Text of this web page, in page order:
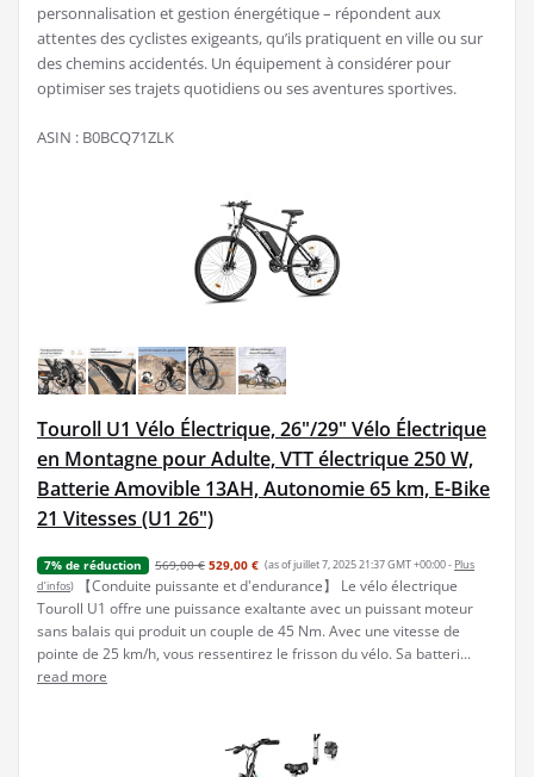
personnalisation et gestion énergétique – répondent aux
attentes des cyclistes exigeants, qu’ils pratiquent en ville ou sur
des chemins accidentés. Un équipement à considérer pour
optimiser ses trajets quotidiens ou ses aventures sportives.
ASIN : B0BCQ71ZLK
Touroll U1 Vélo Électrique, 26"/29" Vélo Électrique
en Montagne pour Adulte, VTT électrique 250 W,
Batterie Amovible 13AH, Autonomie 65 km, E-Bike
21 Vitesses (U1 26")
7% de réduction 569,00 € 529,00 € (as of juillet 7, 2025 21:37 GMT +00:00 - Plus
d’infos)
【Conduite puissante et d'endurance】 Le vélo électrique
Touroll U1 offre une puissance exaltante avec un puissant moteur
sans balais qui produit un couple de 45 Nm. Avec une vitesse de
pointe de 25 km/h, vous ressentirez le frisson du vélo. Sa batteri...
read more